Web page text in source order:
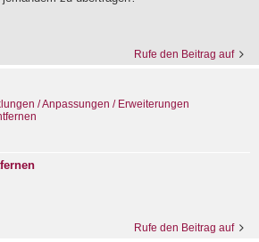
Rufe den Beitrag auf
/ Anpassungen / Erweiterungen
Rufe den Beitrag auf